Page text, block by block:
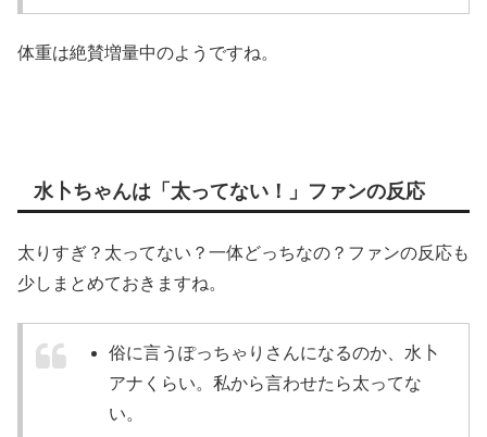
体重は絶賛増量中のようですね。
水卜ちゃんは「太ってない！」ファンの反応
太りすぎ？太ってない？一体どっちなの？ファンの反応も
少しまとめておきますね。
俗に言うぽっちゃりさんになるのか、水卜
アナくらい。私から言わせたら太ってな
い。